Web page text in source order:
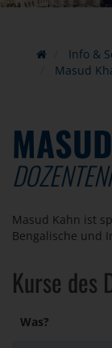
Info &
Masud
Masud Kahn ist
Bengalische und
Kurse des
Was?